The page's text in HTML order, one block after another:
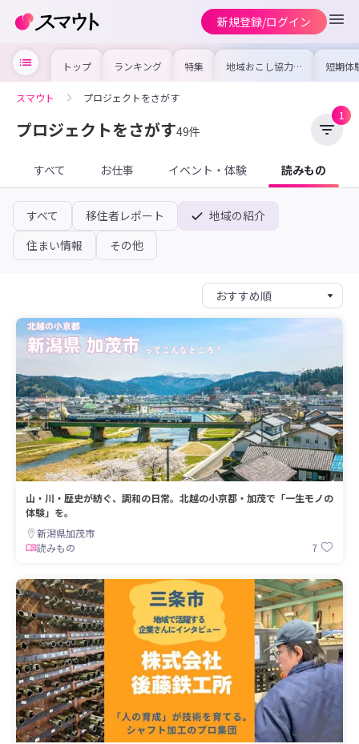
新規登録/ログイン
トップ ランキング 特集 地域おこし協力隊
の求人やイベント
を集めました！仕
短期体
り〜数
域を知
期体
スマウト プロジェクトをさがす
プロジェクトをさがす49件
1
すべて お仕事 イベント・体験 読みもの
すべて 移住者レポート
地域の紹介
住まい情報
その他
山・川・歴史が紡ぐ、調和の日常。北越の小京都・加茂で「一生モノの
体験」を。
新潟県加茂市
読みもの
7